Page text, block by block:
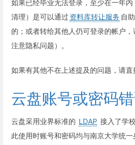
如果已经毕业无法登录，至少在一年
清理）是可以通过 资料库转让服务 自
的；或者转给其他人仍可登录的帐户
注意隐私问题）。
如果有其他不在上述提及的问题，请直
云盘账号或密码
云盘采用业界标准的 LDAP 接入了学
此使用时账号和密码均与南京大学统